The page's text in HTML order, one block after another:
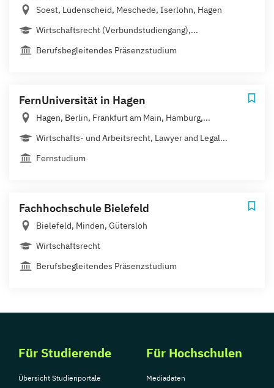
Soest, Lüdenscheid, Meschede, Iserlohn, Hagen
Wirtschaftsrecht (Verbundstudiengang),...
Berufsbegleitendes Präsenzstudium
FernUniversität in Hagen
Hagen, Berlin, Frankfurt am Main, Hamburg,...
Wirtschafts- und Arbeitsrecht, Lawyer and Legal...
Fernstudium
Fachhochschule Bielefeld
Bielefeld, Minden, Gütersloh
Wirtschaftsrecht
Berufsbegleitendes Präsenzstudium
Für Studierende
Übersicht Studienportale
Für Hochschulen
Mediadaten